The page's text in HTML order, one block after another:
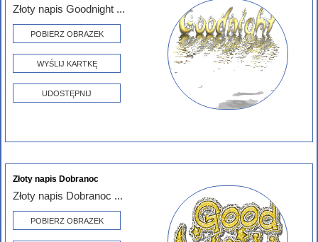
Złoty napis Goodnight ...
POBIERZ OBRAZEK
WYŚLIJ KARTKĘ
UDOSTĘPNIJ
Złoty napis Dobranoc
Złoty napis Dobranoc ...
POBIERZ OBRAZEK